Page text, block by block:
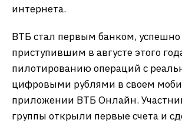
интернета.
ВТБ стал первым банком, успешно
приступившим в августе этого
пилотированию операций с
цифровыми рублями в своем
приложении ВТБ Онлайн.
группы открыли первые счета и